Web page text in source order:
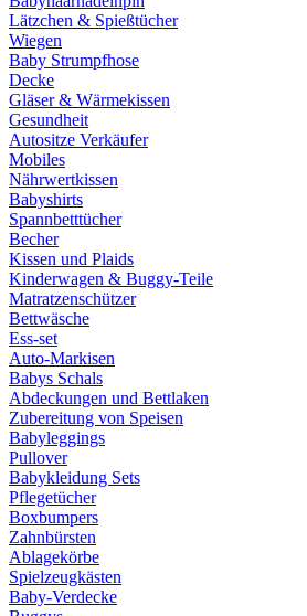
Lätzchen & Spießtücher
Wiegen
Baby Strumpfhose
Decke
Gläser & Wärmekissen
Gesundheit
Autositze Verkäufer
Mobiles
Nährwertkissen
Babyshirts
Spannbetttücher
Becher
Kissen und Plaids
Kinderwagen & Buggy-Teile
Matratzenschützer
Bettwäsche
Ess-set
Auto-Markisen
Babys Schals
Abdeckungen und Bettlaken
Zubereitung von Speisen
Babyleggings
Pullover
Babykleidung Sets
Pflegetücher
Boxbumpers
Zahnbürsten
Ablagekörbe
Spielzeugkästen
Baby-Verdecke